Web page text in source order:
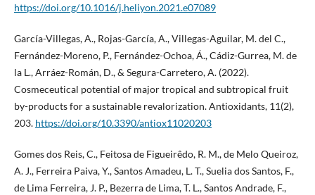
https://doi.org/10.1016/j.heliyon.2021.e07089
García-Villegas, A., Rojas-García, A., Villegas-Aguilar, M. del C.,
Fernández-Moreno, P., Fernández-Ochoa, Á., Cádiz-Gurrea, M. de
la L., Arráez-Román, D., & Segura-Carretero, A. (2022).
Cosmeceutical potential of major tropical and subtropical fruit
by-products for a sustainable revalorization. Antioxidants, 11(2),
203. https://doi.org/10.3390/antiox11020203
Gomes dos Reis, C., Feitosa de Figueirêdo, R. M., de Melo Queiroz,
A. J., Ferreira Paiva, Y., Santos Amadeu, L. T., Suelia dos Santos, F.,
de Lima Ferreira, J. P., Bezerra de Lima, T. L., Santos Andrade, F.,